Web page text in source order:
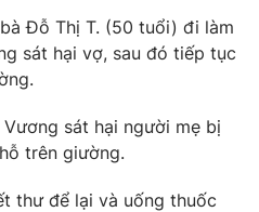
Bất động sản
Vươn mình bằng AI
Đỗ Thị T. (50 tuổi) đi làm
sát hại vợ, sau đó tiếp tục
sát hại người mẹ bị
trên giường.
thư để lại và uống thuốc